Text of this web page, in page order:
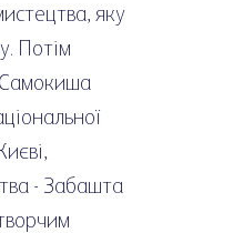
яку
Потім
- Забашта